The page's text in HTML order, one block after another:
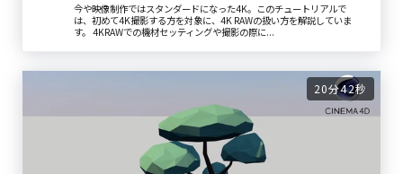
今や映像制作ではスタンダードになった4K。このチュートリアルで
は、初めて4K撮影する方を対象に、4K RAWの扱い方を解説していま
す。 4KRAWでの機材セッティングや撮影の際に...
20分42秒